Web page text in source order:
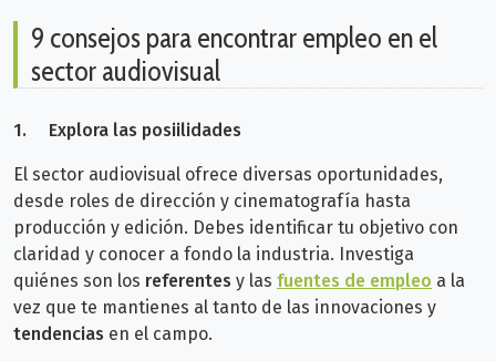
9 consejos para encontrar empleo en el
sector audiovisual
1. Explora las posiilidades
El sector audiovisual ofrece diversas oportunidades,
desde roles de dirección y cinematografía hasta
producción y edición. Debes identificar tu objetivo con
claridad y conocer a fondo la industria. Investiga
quiénes son los referentes y las fuentes de empleo a la
vez que te mantienes al tanto de las innovaciones y
tendencias en el campo.